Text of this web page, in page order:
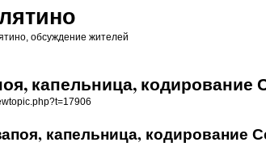
обсуждение жителей
капельница, кодирование
капельница, кодирование